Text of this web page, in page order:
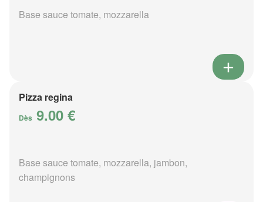
Base sauce tomate, mozzarella
Pizza regina
Dès 9.00 €
Base sauce tomate, mozzarella, jambon,
champignons